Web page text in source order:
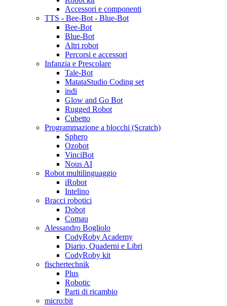
Accessori e componenti
TTS - Bee-Bot - Blue-Bot
Bee-Bot
Blue-Bot
Altri robot
Percorsi e accessori
Infanzia e Prescolare
Tale-Bot
MatataStudio Coding set
indi
Glow and Go Bot
Rugged Robot
Cubetto
Programmazione a blocchi (Scratch)
Sphero
Ozobot
VinciBot
Nous AI
Robot multilinguaggio
iRobot
Intelino
Bracci robotici
Dobot
Comau
Alessandro Bogliolo
CodyRoby Academy
Diario, Quaderni e Libri
CodyRoby kit
fischertechnik
Plus
Robotic
Parti di ricambio
micro:bit